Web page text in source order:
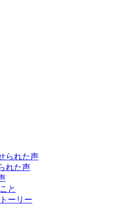
られた声
れた声
と
ーリー